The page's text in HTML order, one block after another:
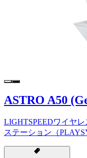
ASTRO A50
LIGHTSPEEDワイヤ
ステーション（